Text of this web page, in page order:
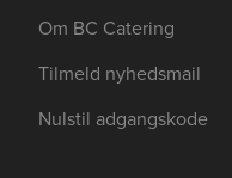
Om BC Catering
Tilmeld nyhedsmail
Nulstil adgangskode